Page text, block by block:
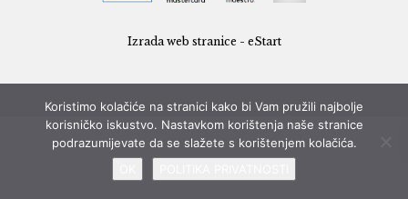
Izrada web stranice - eStart
Koristimo kolačiće na stranici kako bi Vam pružili najbolje
korisničko iskustvo. Nastavkom korištenja naše stranice
podrazumijevate da se slažete s korištenjem kolačića.